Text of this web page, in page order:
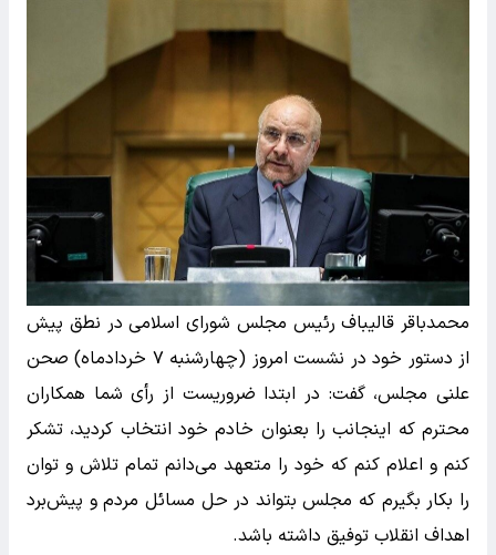
محمدباقر قالیباف رئیس مجلس شورای اسلامی در نطق پیش
از دستور خود در نشست امروز (چهارشنبه ۷ خردادماه) صحن
علنی مجلس، گفت: در ابتدا ضروریست از رأی شما همکاران
محترم که اینجانب را بعنوان خادم خود انتخاب کردید، تشکر
کنم و اعلام کنم که خود را متعهد می‌دانم تمام تلاش و توان
را بکار بگیرم که مجلس بتواند در حل مسائل مردم و پیش‌برد
اهداف انقلاب توفیق داشته باشد.